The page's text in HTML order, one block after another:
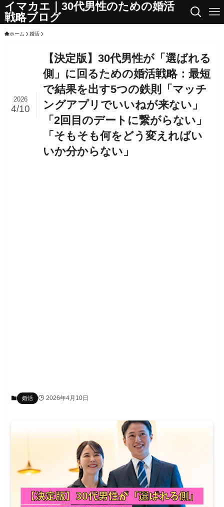
イマカエ｜30代男性のための婚活
戦略ブログ
ホーム 婚活
【決定版】30代男性が「選ばれる
側」に回るための婚活戦略：最短
で結果を出す5つの鉄則「マッチ
ングアプリでいいねが来ない」
「2回目のデートに繋がらない」
「そもそも何をどう変えればい
いか分からない」
2026
4/10
婚活 2026年4月10日